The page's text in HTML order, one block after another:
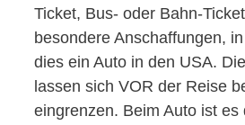
Ticket, Bus- oder Bahn-
besondere Anschaffungen,
dies ein Auto in den USA.
lassen sich VOR der Reise
eingrenzen. Beim Auto ist es